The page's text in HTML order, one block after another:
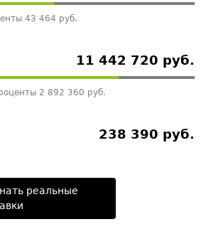
43 464 руб.
11 442 720 руб.
2 892 360 руб.
238 390 руб.
реальные